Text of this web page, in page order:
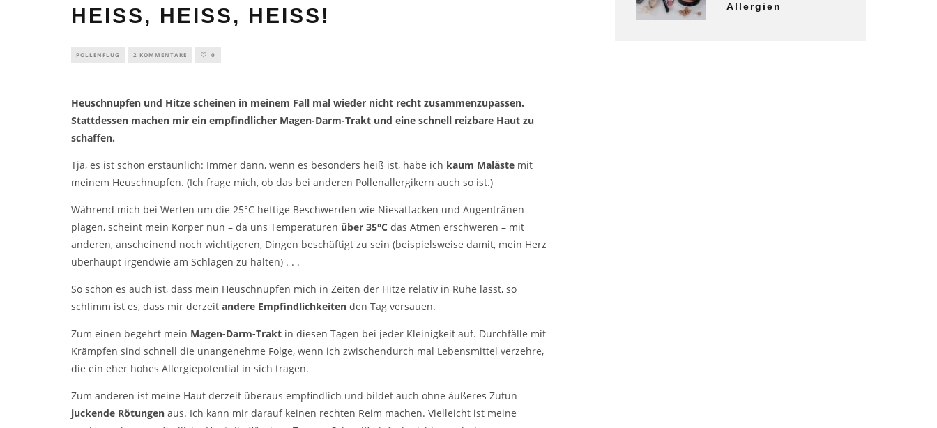
HEISS, HEISS, HEISS!
POLLENFLUG 2 KOMMENTARE 0
Heuschnupfen und Hitze scheinen in meinem Fall mal wieder nicht recht zusammenzupassen.
Stattdessen machen mir ein empfindlicher Magen-Darm-Trakt und eine schnell reizbare Haut zu
schaffen.
Tja, es ist schon erstaunlich: Immer dann, wenn es besonders heiß ist, habe ich kaum Maläste mit
meinem Heuschnupfen. (Ich frage mich, ob das bei anderen Pollenallergikern auch so ist.)
Während mich bei Werten um die 25°C heftige Beschwerden wie Niesattacken und Augentränen
plagen, scheint mein Körper nun – da uns Temperaturen über 35°C das Atmen erschweren – mit
anderen, anscheinend noch wichtigeren, Dingen beschäftigt zu sein (beispielsweise damit, mein Herz
überhaupt irgendwie am Schlagen zu halten) . . .
So schön es auch ist, dass mein Heuschnupfen mich in Zeiten der Hitze relativ in Ruhe lässt, so
schlimm ist es, dass mir derzeit andere Empfindlichkeiten den Tag versauen.
Zum einen begehrt mein Magen-Darm-Trakt in diesen Tagen bei jeder Kleinigkeit auf. Durchfälle mit
Krämpfen sind schnell die unangenehme Folge, wenn ich zwischendurch mal Lebensmittel verzehre,
die ein eher hohes Allergiepotential in sich tragen.
Zum anderen ist meine Haut derzeit überaus empfindlich und bildet auch ohne äußeres Zutun
juckende Rötungen aus. Ich kann mir darauf keinen rechten Reim machen. Vielleicht ist meine
Allergien